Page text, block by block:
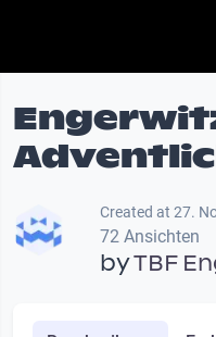
Created at 27.
72 Ansichten
byTBF